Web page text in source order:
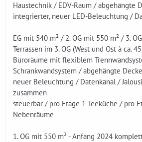
Haustechnik / EDV-Raum / abgehängte
integrierter, neuer LED-Beleuchtung /
EG mit 540 m² / 2. OG mit 550 m² / 3.
Terrassen im 3. OG (West und Ost à ca.
Büroräume mit flexiblem
Schrankwandsystem / abgehängte
neuer Beleuchtung / Datenkanal /
zusammen
steuerbar / pro Etage 1 Teeküche / pro
Nebenräume
1. OG mit 550 m² - Anfang 2024